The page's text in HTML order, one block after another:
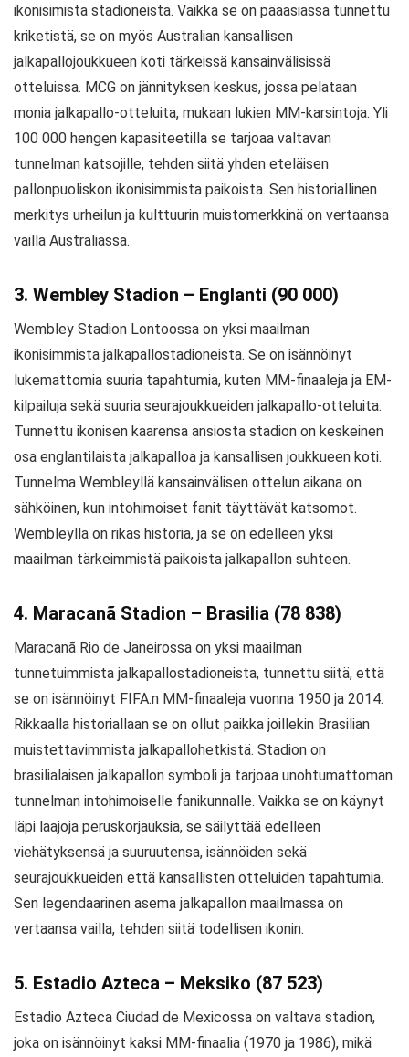
ikonisimista stadioneista. Vaikka se on pääasiassa tunnettu
kriketistä, se on myös Australian kansallisen
jalkapallojoukkueen koti tärkeissä kansainvälisissä
otteluissa. MCG on jännityksen keskus, jossa pelataan
monia jalkapallo-otteluita, mukaan lukien MM-karsintoja. Yli
100 000 hengen kapasiteetilla se tarjoaa valtavan
tunnelman katsojille, tehden siitä yhden eteläisen
pallonpuoliskon ikonisimmista paikoista. Sen historiallinen
merkitys urheilun ja kulttuurin muistomerkkinä on vertaansa
vailla Australiassa.
3. Wembley Stadion – Englanti (90 000)
Wembley Stadion Lontoossa on yksi maailman
ikonisimmista jalkapallostadioneista. Se on isännöinyt
lukemattomia suuria tapahtumia, kuten MM-finaaleja ja EM-
kilpailuja sekä suuria seurajoukkueiden jalkapallo-otteluita.
Tunnettu ikonisen kaarensa ansiosta stadion on keskeinen
osa englantilaista jalkapalloa ja kansallisen joukkueen koti.
Tunnelma Wembleyllä kansainvälisen ottelun aikana on
sähköinen, kun intohimoiset fanit täyttävät katsomot.
Wembleylla on rikas historia, ja se on edelleen yksi
maailman tärkeimmistä paikoista jalkapallon suhteen.
4. Maracanã Stadion – Brasilia (78 838)
Maracanã Rio de Janeirossa on yksi maailman
tunnetuimmista jalkapallostadioneista, tunnettu siitä, että
se on isännöinyt FIFA:n MM-finaaleja vuonna 1950 ja 2014.
Rikkaalla historiallaan se on ollut paikka joillekin Brasilian
muistettavimmista jalkapallohetkistä. Stadion on
brasilialaisen jalkapallon symboli ja tarjoaa unohtumattoman
tunnelman intohimoiselle fanikunnalle. Vaikka se on käynyt
läpi laajoja peruskorjauksia, se säilyttää edelleen
viehätyksensä ja suuruutensa, isännöiden sekä
seurajoukkueiden että kansallisten otteluiden tapahtumia.
Sen legendaarinen asema jalkapallon maailmassa on
vertaansa vailla, tehden siitä todellisen ikonin.
5. Estadio Azteca – Meksiko (87 523)
Estadio Azteca Ciudad de Mexicossa on valtava stadion,
joka on isännöinyt kaksi MM-finaalia (1970 ja 1986), mikä